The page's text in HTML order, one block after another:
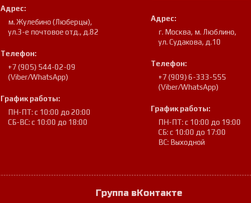
Адрес:
м. Жулебино (Люберцы),
ул.3-е почтовое отд., д.82
Телефон:
+7 (905) 544-02-09
(Viber/WhatsApp)
График работы:
ПН-ПТ: с 10:00 до 20:00
СБ-ВС: с 10:00 до 18:00
Адрес:
г. Москва, м. Люблино,
ул. Судакова, д.10
Телефон:
+7 (909) 6-333-555
(Viber/WhatsApp)
График работы:
ПН-ПТ: с 10:00 до 19:00
СБ: с 10:00 до 17:00
ВС: Выходной
Группа вКонтакте